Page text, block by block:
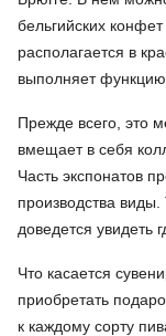
бельгийских
располагается в
выполняет
Прежде всего, это
вмещает в себя
Часть экспонатов
производства
доведется увидеть
Что касается
приобретать
к каждому сорту